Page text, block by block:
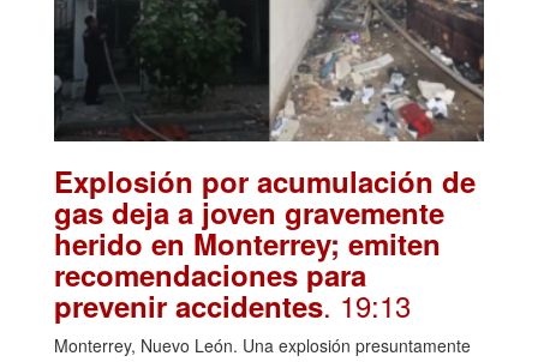
Explosión por acumulación de
gas deja a joven gravemente
herido en Monterrey; emiten
recomendaciones para
prevenir accidentes. 19:13
Monterrey, Nuevo León. Una explosión presuntamente